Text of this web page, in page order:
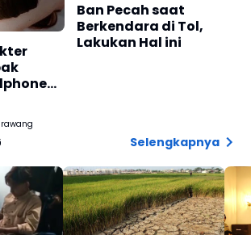
Ban Pecah saat
Berkendara di Tol,
Lakukan Hal ini
Selengkapnya